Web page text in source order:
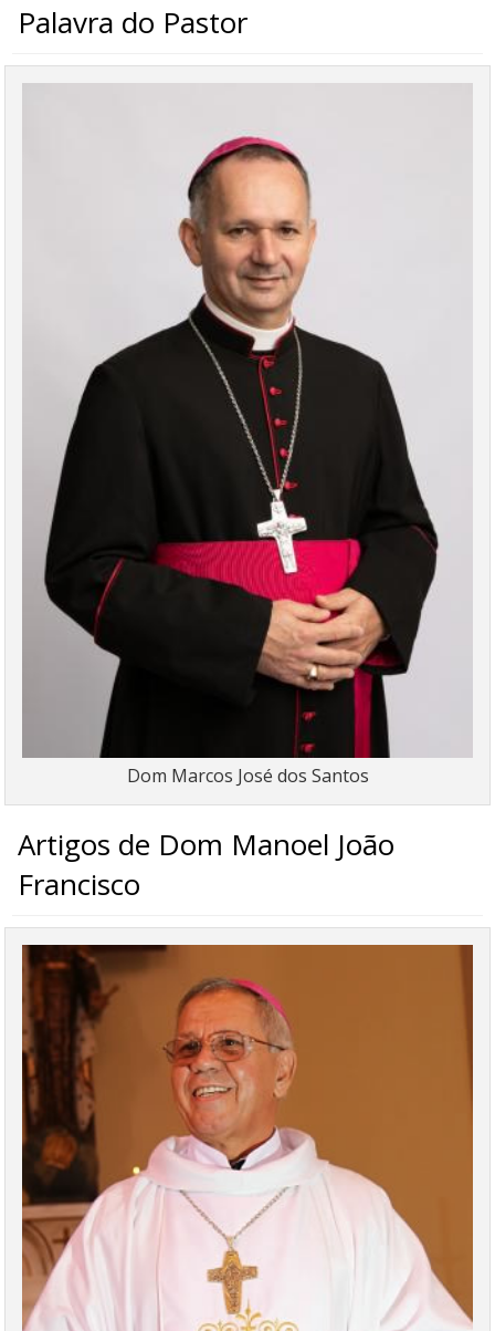
Palavra do Pastor
Dom Marcos José dos Santos
Artigos de Dom Manoel João
Francisco